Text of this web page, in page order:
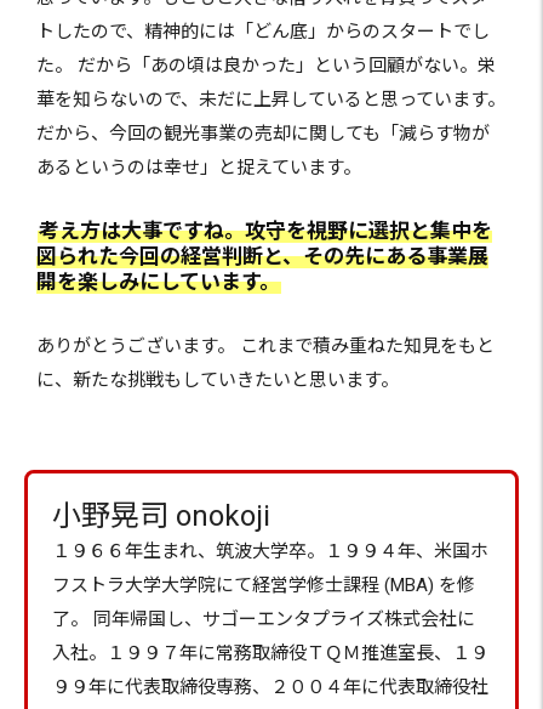
トしたので、精神的には「どん底」からのスタートでし
た。 だから「あの頃は良かった」という回顧がない。栄
華を知らないので、未だに上昇していると思っています。
だから、今回の観光事業の売却に関しても「減らす物が
あるというのは幸せ」と捉えています。
考え方は大事ですね。攻守を視野に選択と集中を
図られた今回の経営判断と、その先にある事業展
開を楽しみにしています。
ありがとうございます。 これまで積み重ねた知見をもと
に、新たな挑戦もしていきたいと思います。
小野晃司 onokoji
１９６６年生まれ、筑波大学卒。１９９４年、米国ホ
フストラ大学大学院にて経営学修士課程 (MBA) を修
了。 同年帰国し、サゴーエンタプライズ株式会社に
入社。１９９７年に常務取締役ＴＱＭ推進室長、１９
９９年に代表取締役専務、２００４年に代表取締役社